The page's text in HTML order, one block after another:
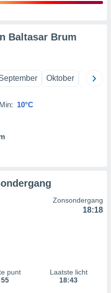
Baltasar Brum
Oktober
Min: 10°C
Zonsondergang
18:18
punt
Laatste licht
18:43